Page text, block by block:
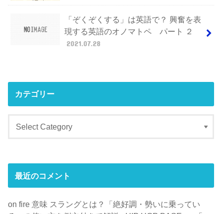
「ぞくぞくする」は英語で？ 興奮を表
現する英語のオノマトペ パート ２
2021.07.28
カテゴリー
最近のコメント
on fire 意味 スラングとは？「絶好調・勢いに乗ってい